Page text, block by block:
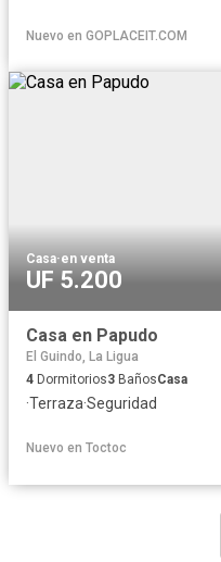
Nuevo en GOPLACEIT.COM
Casa·en venta
UF 5.200
Casa en Papudo
El Guindo, La Ligua
4 Dormitorios3 BañosCasa
·Terraza·Seguridad
Nuevo en Toctoc